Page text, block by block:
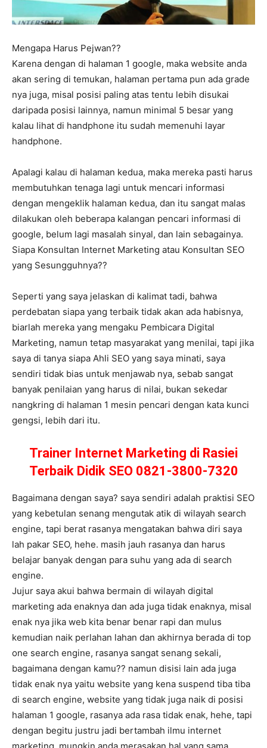
Mengapa Harus Pejwan??
Karena dengan di halaman 1 google, maka website anda
akan sering di temukan, halaman pertama pun ada grade
nya juga, misal posisi paling atas tentu lebih disukai
daripada posisi lainnya, namun minimal 5 besar yang
kalau lihat di handphone itu sudah memenuhi layar
handphone.
Apalagi kalau di halaman kedua, maka mereka pasti harus
membutuhkan tenaga lagi untuk mencari informasi
dengan mengeklik halaman kedua, dan itu sangat malas
dilakukan oleh beberapa kalangan pencari informasi di
google, belum lagi masalah sinyal, dan lain sebagainya.
Siapa Konsultan Internet Marketing atau Konsultan SEO
yang Sesungguhnya??
Seperti yang saya jelaskan di kalimat tadi, bahwa
perdebatan siapa yang terbaik tidak akan ada habisnya,
biarlah mereka yang mengaku Pembicara Digital
Marketing, namun tetap masyarakat yang menilai, tapi jika
saya di tanya siapa Ahli SEO yang saya minati, saya
sendiri tidak bias untuk menjawab nya, sebab sangat
banyak penilaian yang harus di nilai, bukan sekedar
nangkring di halaman 1 mesin pencari dengan kata kunci
gengsi, lebih dari itu.
Trainer Internet Marketing di Rasiei
Terbaik Didik SEO 0821-3800-7320
Bagaimana dengan saya? saya sendiri adalah praktisi SEO
yang kebetulan senang mengutak atik di wilayah search
engine, tapi berat rasanya mengatakan bahwa diri saya
lah pakar SEO, hehe. masih jauh rasanya dan harus
belajar banyak dengan para suhu yang ada di search
engine.
Jujur saya akui bahwa bermain di wilayah digital
marketing ada enaknya dan ada juga tidak enaknya, misal
enak nya jika web kita benar benar rapi dan mulus
kemudian naik perlahan lahan dan akhirnya berada di top
one search engine, rasanya sangat senang sekali,
bagaimana dengan kamu?? namun disisi lain ada juga
tidak enak nya yaitu website yang kena suspend tiba tiba
di search engine, website yang tidak juga naik di posisi
halaman 1 google, rasanya ada rasa tidak enak, hehe, tapi
dengan begitu justru jadi bertambah ilmu internet